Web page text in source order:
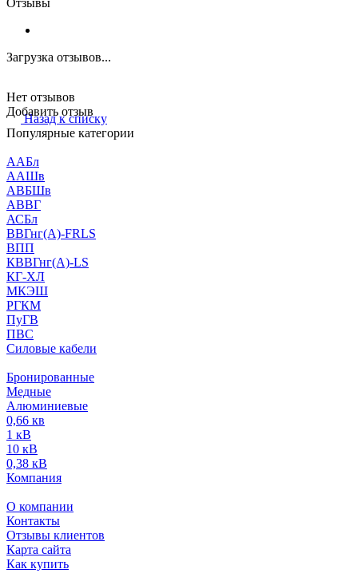
Загрузка отзывов...
Нет отзывов
Добавить отзыв
Назад к списку
Популярные категории
ААБл
ААШв
АВБШв
АВВГ
АСБл
ВВГнг(А)-FRLS
ВПП
КВВГнг(А)-LS
КГ-ХЛ
МКЭШ
РГКМ
ПуГВ
ПВС
Силовые кабели
Бронированные
Медные
Алюминиевые
0,66 кв
1 кВ
10 кВ
0,38 кВ
Компания
О компании
Контакты
Отзывы клиентов
Карта сайта
Как купить